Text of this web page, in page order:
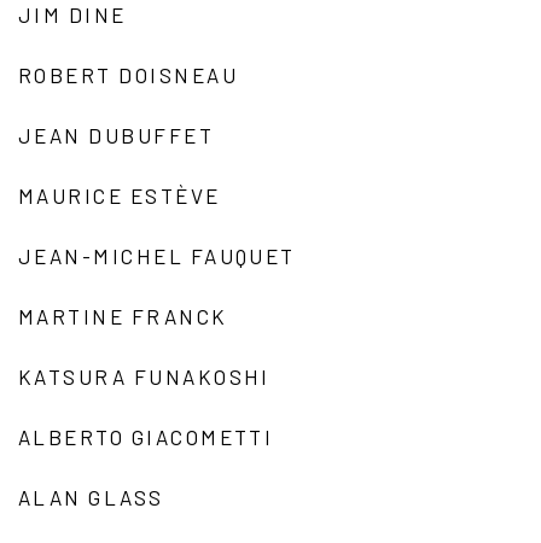
JIM DINE
ROBERT DOISNEAU
JEAN DUBUFFET
MAURICE ESTÈVE
JEAN-MICHEL FAUQUET
MARTINE FRANCK
KATSURA FUNAKOSHI
ALBERTO GIACOMETTI
ALAN GLASS